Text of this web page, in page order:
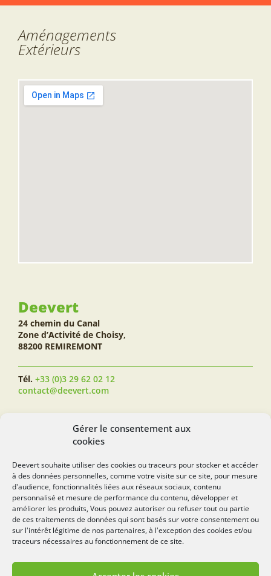
Gérer le consentement aux
cookies
Deevert souhaite utiliser des cookies ou traceurs pour stocker et accéder
à des données personnelles, comme votre visite sur ce site, pour mesure
d'audience, fonctionnalités liées aux réseaux sociaux, contenu
personnalisé et mesure de performance du contenu, développer et
améliorer les produits, Vous pouvez autoriser ou refuser tout ou partie
de ces traitements de données qui sont basés sur votre consentement ou
sur l'intérêt légitime de nos partenaires, à l'exception des cookies et/ou
traceurs nécessaires au fonctionnement de ce site.
Aménagements
Extérieurs
Deevert
24 chemin du Canal
Zone d’Activité de Choisy,
88200 REMIREMONT
Tél. +33 (0)3 29 62 02 12
contact@deevert.com
SUIVEZ-NOUS...
deevert.com